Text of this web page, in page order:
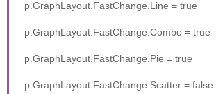
p.GraphLayout.FastChange.Line = true
p.GraphLayout.FastChange.Combo = true
p.GraphLayout.FastChange.Pie = true
p.GraphLayout.FastChange.Scatter = false